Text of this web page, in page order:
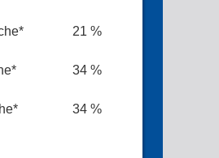
21 %
34 %
34 %